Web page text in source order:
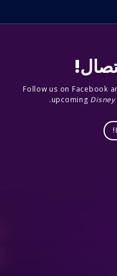
Follow us on Facebook
upcoming Disney